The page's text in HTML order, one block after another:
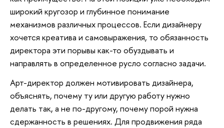
широкий кругозор и глубинное понимание
механизмов различных процессов. Если дизайнеру
хочется креатива и самовыражения, то обязанность
директора эти порывы как-то обуздывать и
направлять в определенное русло согласно задачи.
Арт-директор должен мотивировать дизайнера,
объяснять, почему ту или другую работу нужно
делать так, а не по-другому, почему порой нужна
сдержанность в решениях. Для продвижения ряда